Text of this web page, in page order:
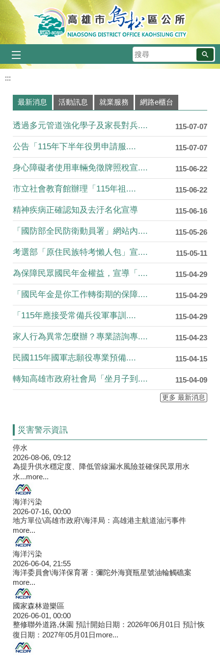
跳到主要內容區塊
搜
尋
:::
最新消息 活動訊息 就業服務 網路e櫃台
115-07-07
透過多元管道強化學子及家長對兵....
115-07-07
公告「115年下半年役男申請服....
115-06-22
身心障礙者使用車輛免徵牌照稅宣....
115-06-22
市立社會教育館辦理「115年祖....
115-06-16
精神疾病正確認知及去汙名化宣導
115-05-26
「國防部全民防衛動員署」網站內....
115-05-11
考選部「原住民族特考懶人包」宣....
115-04-29
為保障民眾國民年金權益，宣導「....
115-04-29
「國民年金是你工作轉銜期的保障....
115-04-29
「115年應接受常備兵役軍事訓....
115-04-23
家人行為異常怎麼辦？專業諮詢專....
115-04-15
民國115年國軍志願役專業預備....
115-04-09
轉知高雄市政府社會局「坐月子到....
更多 最新消息
災害警示資訊
停水
2026-08-06, 09:12
為提升供水穩定度、降低管線漏水風險並確保民眾用水
水...more...
海洋污染
2026-07-16, 00:00
地方單位\高雄市政府\海洋局：高雄港主航道油污事件
more...
海洋污染
2026-06-04, 21:55
海洋委員會\海洋保育署：彌陀外海寶瓶星號油輪觸礁案
more...
國家森林遊樂區
2026-06-01, 00:00
整修聯外道路,休園 預計開始日期：2026年06月01日 預計恢
復日期：2027年05月01日more...